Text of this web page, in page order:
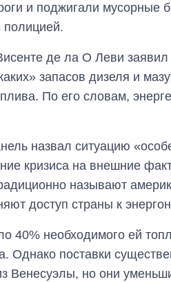
и поджигали мусорные
полицией.
де ла О Леви
запасов дизеля и
По его словам,
назвал ситуацию
кризиса на внешние
называют
доступ страны к
40% необходимого ей
Однако поставки
Венесуэлы, но они